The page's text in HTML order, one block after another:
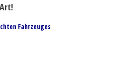
Fahrzeuges